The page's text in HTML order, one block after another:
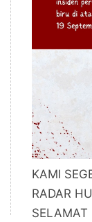
KAMI
RADAR
SELAMAT